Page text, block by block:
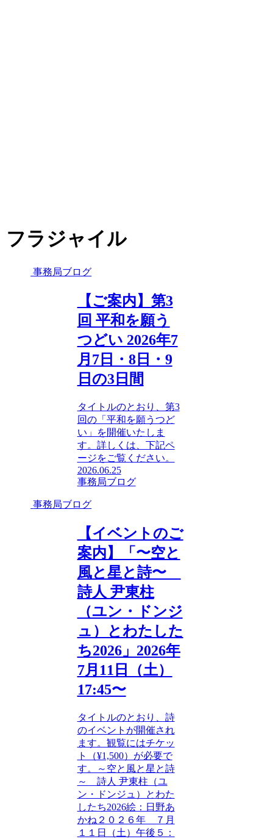
フラジャイル
事務局ブログ
【ご案内】第3
回 平和を願う
つどい 2026年7
月7日・8日・9
日の3日間
タイトルのとおり、第3
回の「平和を願うつど
い」を開催いたしま
す。詳しくは、下記ペ
ージをご覧ください。
2026.06.25
事務局ブログ
事務局ブログ
【イベントのご
案内】「〜空と
風と星と詩〜
詩人 尹東柱
（ユン・ドンジ
ュ）とわたした
ち2026」2026年
7月11日（土）
17:45〜
タイトルのとおり、詩
のイベントが開催され
ます。観覧にはチケッ
ト（¥1,500）が必要で
す。～空と風と星と詩
～ 詩人 尹東柱（ユ
ン・ドンジュ）とわた
したち2026絵：日野あ
かね２０２６年 ７月
１１日（土）午後５：